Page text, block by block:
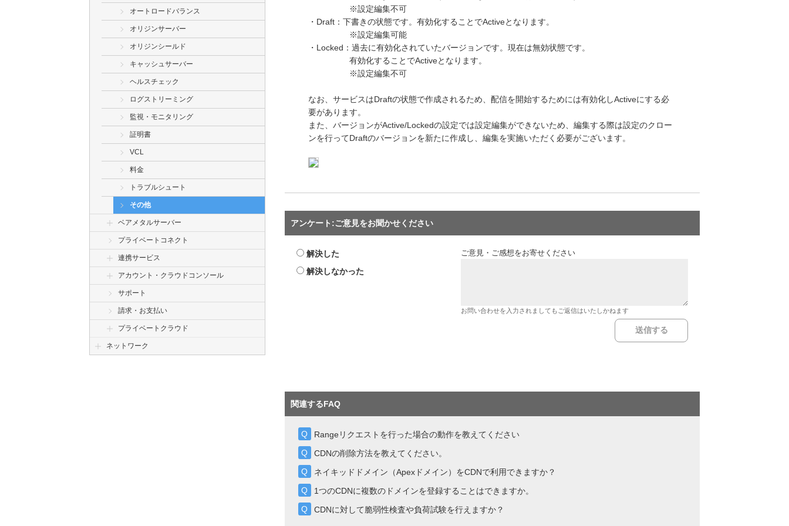
オートロードバランス
オリジンサーバー
オリジンシールド
キャッシュサーバー
ヘルスチェック
ログストリーミング
監視・モニタリング
証明書
VCL
料金
トラブルシュート
その他
ベアメタルサーバー
プライベートコネクト
連携サービス
アカウント・クラウドコンソール
サポート
請求・お支払い
プライベートクラウド
ネットワーク
※設定編集不可
・Draft：下書きの状態です。有効化することでActiveとなります。
※設定編集可能
・Locked：過去に有効化されていたバージョンです。現在は無効状態です。
有効化することでActiveとなります。
※設定編集不可
なお、サービスはDraftの状態で作成されるため、配信を開始するためには有効化しActiveにする必
要があります。
また、バージョンがActive/Lockedの設定では設定編集ができないため、編集する際は設定のクロー
ンを行ってDraftのバージョンを新たに作成し、編集を実施いただく必要がございます。
アンケート:ご意見をお聞かせください
解決した
解決しなかった
ご意見・ご感想をお寄せください
お問い合わせを入力されましてもご返信はいたしかねます
関連するFAQ
Rangeリクエストを行った場合の動作を教えてください
CDNの削除方法を教えてください。
ネイキッドドメイン（Apexドメイン）をCDNで利用できますか？
1つのCDNに複数のドメインを登録することはできますか。
CDNに対して脆弱性検査や負荷試験を行えますか？